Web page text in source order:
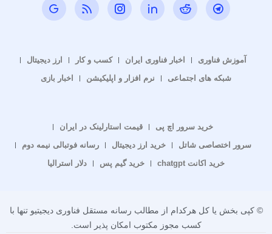
آموزش فناوری اخبار فناوری ایران کسب و کار
ارز دیجیتال
شبکه های اجتماعی
نرم افزار و اپلیکیشن اخبار بازی
خرید سرور اچ پی
قیمت استارلینک در ایران
سرور اختصاصی شاتل
خرید ارز دیجیتال
رسانه فوتبالی نیمه دوم
خرید اکانت chatgpt
خرید گیم پس دلار استرالیا
© کپی بخش یا کل هرکدام از مطالب رسانه مستقل فناوری دیجیتیو تنها با
کسب مجوز مکتوب امکان پذیر است.